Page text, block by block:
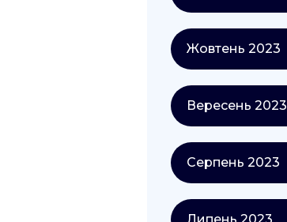
Жовтень 2023
Вересень 2023
Серпень 2023